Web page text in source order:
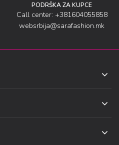
PODRŠKA ZA KUPCE
Call center: +381604055858
websrbija@sarafashion.mk